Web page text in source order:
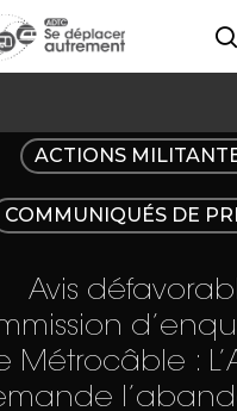
enter to search or ESC to
ACTIONS
COMMUNIQUÉS DE
Avis
Métrocâble :